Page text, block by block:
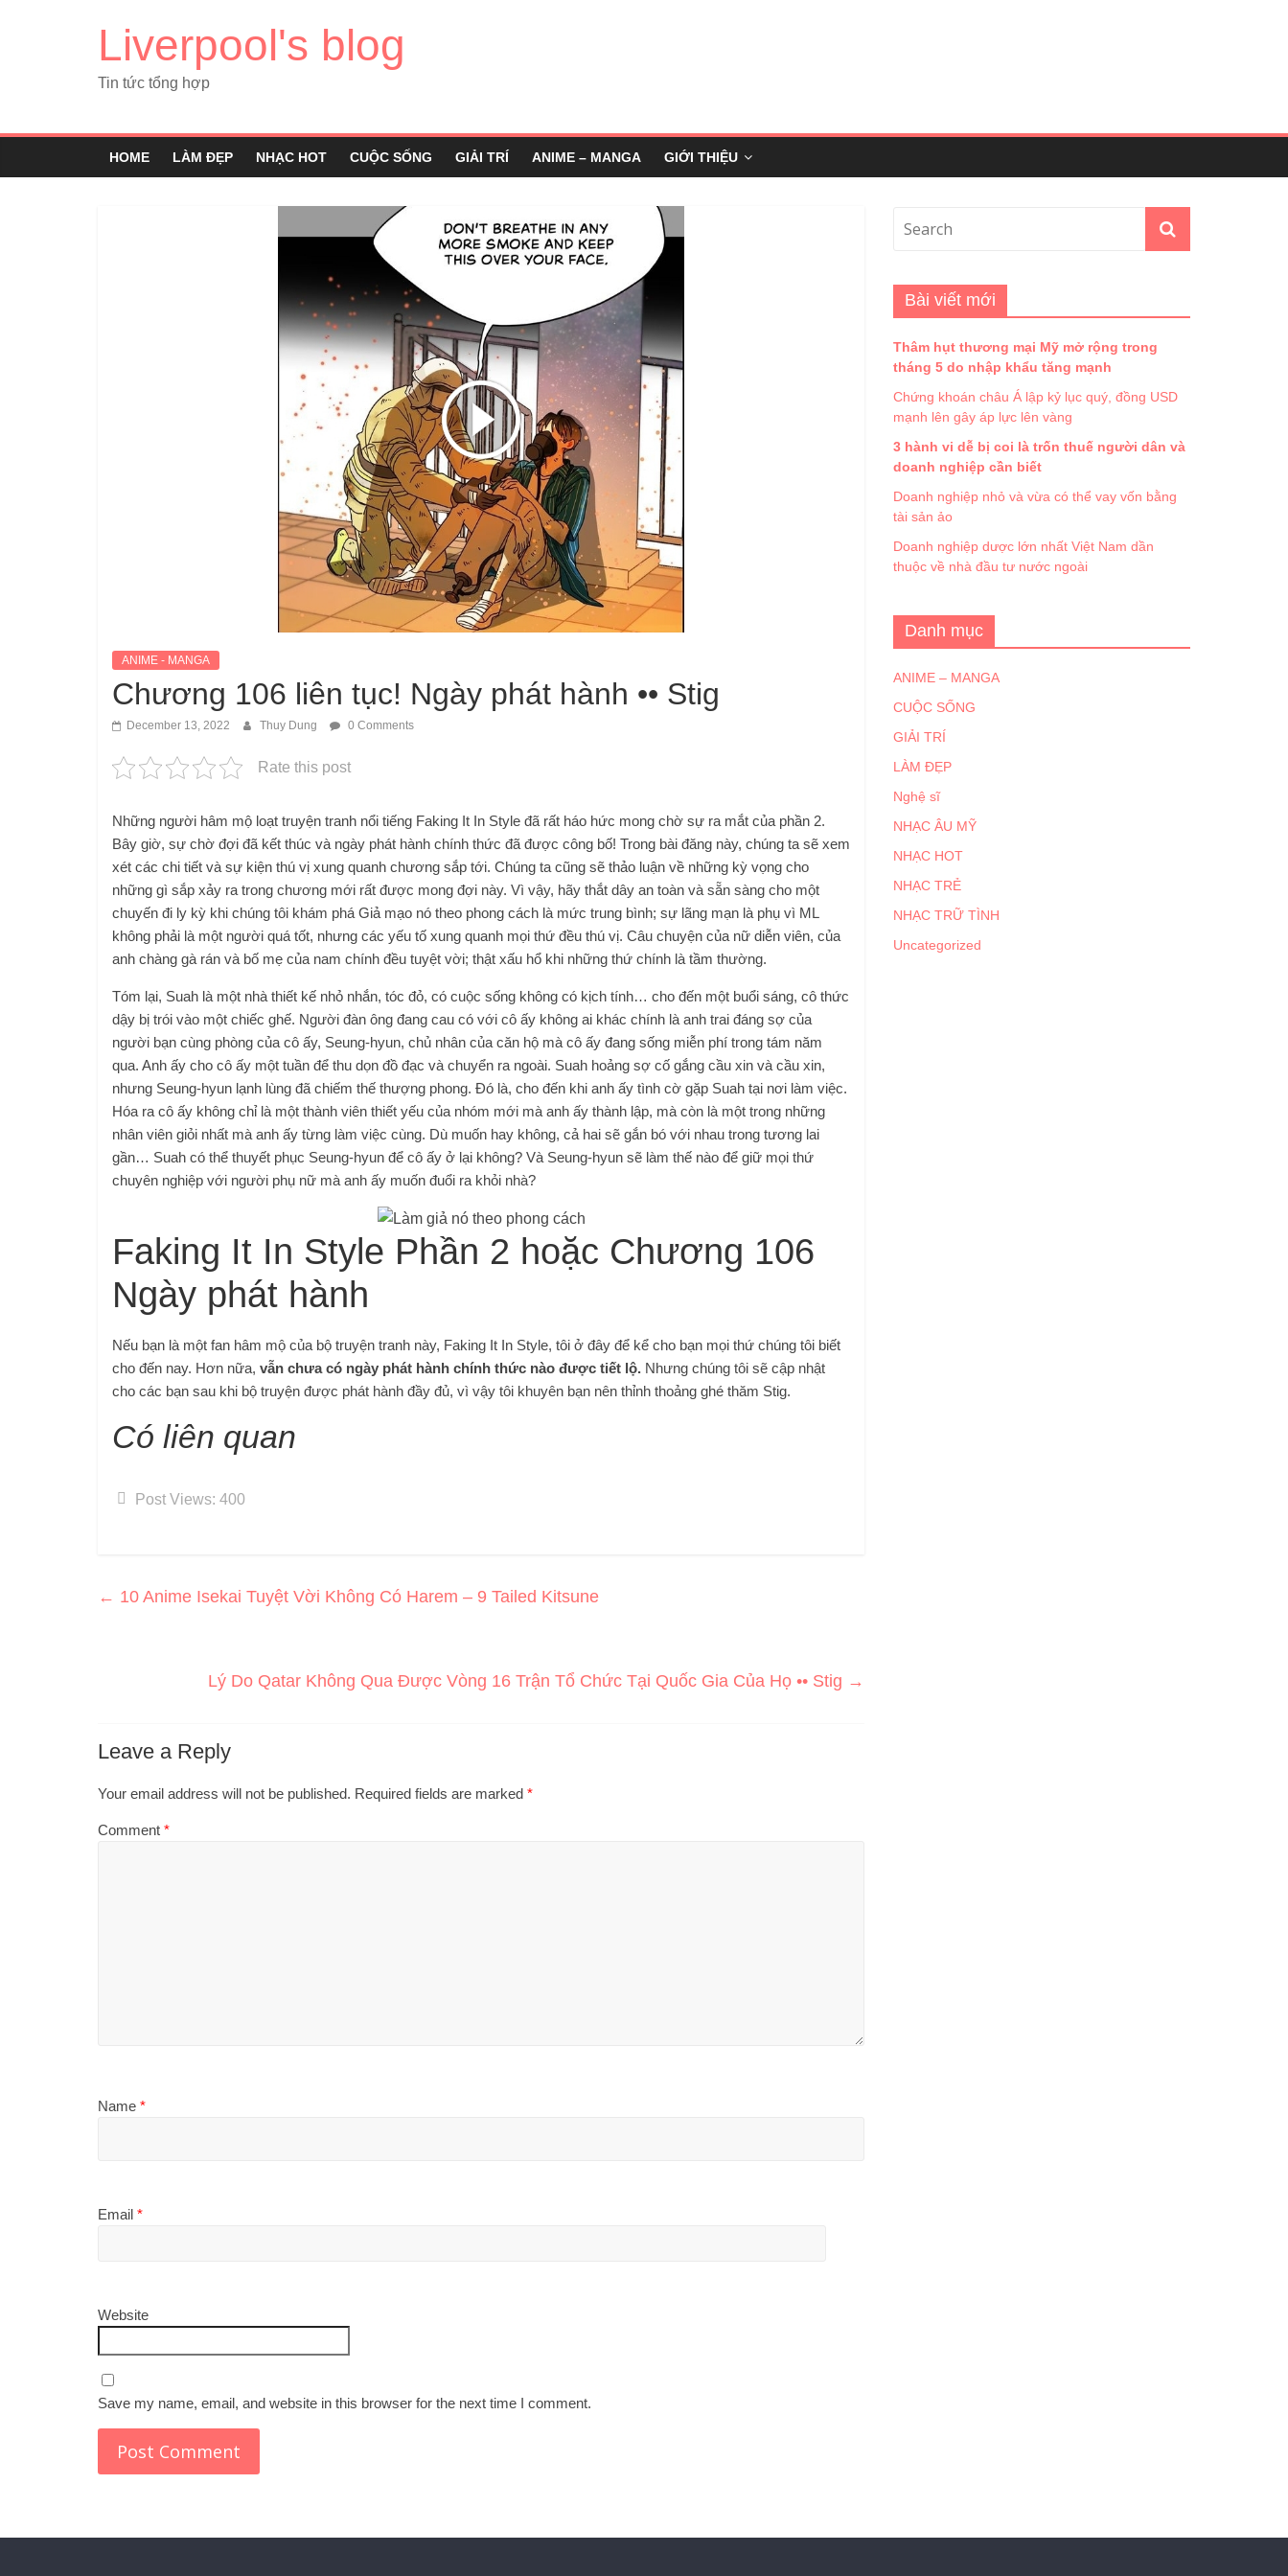
Liverpool's blog
Tin tức tổng hợp
HOME LÀM ĐẸP NHẠC HOT CUỘC SỐNG GIẢI TRÍ ANIME – MANGA GIỚI THIỆU
ANIME - MANGA
Chương 106 liên tục! Ngày phát hành •• Stig
December 13, 2022 Thuy Dung 0 Comments
Rate this post
Những người hâm mộ loạt truyện tranh nổi tiếng Faking It In Style đã rất háo hức mong chờ sự ra mắt của phần 2.
Bây giờ, sự chờ đợi đã kết thúc và ngày phát hành chính thức đã được công bố! Trong bài đăng này, chúng ta sẽ xem
xét các chi tiết và sự kiện thú vị xung quanh chương sắp tới. Chúng ta cũng sẽ thảo luận về những kỳ vọng cho
những gì sắp xảy ra trong chương mới rất được mong đợi này. Vì vậy, hãy thắt dây an toàn và sẵn sàng cho một
chuyến đi ly kỳ khi chúng tôi khám phá Giả mạo nó theo phong cách là mức trung bình; sự lãng mạn là phụ vì ML
không phải là một người quá tốt, nhưng các yếu tố xung quanh mọi thứ đều thú vị. Câu chuyện của nữ diễn viên, của
anh chàng gà rán và bố mẹ của nam chính đều tuyệt vời; thật xấu hổ khi những thứ chính là tầm thường.
Tóm lại, Suah là một nhà thiết kế nhỏ nhắn, tóc đỏ, có cuộc sống không có kịch tính… cho đến một buổi sáng, cô thức
dậy bị trói vào một chiếc ghế. Người đàn ông đang cau có với cô ấy không ai khác chính là anh trai đáng sợ của
người bạn cùng phòng của cô ấy, Seung-hyun, chủ nhân của căn hộ mà cô ấy đang sống miễn phí trong tám năm
qua. Anh ấy cho cô ấy một tuần để thu dọn đồ đạc và chuyển ra ngoài. Suah hoảng sợ cố gắng cầu xin và cầu xin,
nhưng Seung-hyun lạnh lùng đã chiếm thế thượng phong. Đó là, cho đến khi anh ấy tình cờ gặp Suah tại nơi làm việc.
Hóa ra cô ấy không chỉ là một thành viên thiết yếu của nhóm mới mà anh ấy thành lập, mà còn là một trong những
nhân viên giỏi nhất mà anh ấy từng làm việc cùng. Dù muốn hay không, cả hai sẽ gắn bó với nhau trong tương lai
gần… Suah có thể thuyết phục Seung-hyun để cô ấy ở lại không? Và Seung-hyun sẽ làm thế nào để giữ mọi thứ
chuyên nghiệp với người phụ nữ mà anh ấy muốn đuổi ra khỏi nhà?
Faking It In Style Phần 2 hoặc Chương 106
Ngày phát hành
Nếu bạn là một fan hâm mộ của bộ truyện tranh này, Faking It In Style, tôi ở đây để kể cho bạn mọi thứ chúng tôi biết
cho đến nay. Hơn nữa, vẫn chưa có ngày phát hành chính thức nào được tiết lộ. Nhưng chúng tôi sẽ cập nhật
cho các bạn sau khi bộ truyện được phát hành đầy đủ, vì vậy tôi khuyên bạn nên thỉnh thoảng ghé thăm Stig.
Có liên quan
Post Views: 400
← 10 Anime Isekai Tuyệt Vời Không Có Harem – 9 Tailed Kitsune
Lý Do Qatar Không Qua Được Vòng 16 Trận Tổ Chức Tại Quốc Gia Của Họ •• Stig →
Leave a Reply
Your email address will not be published. Required fields are marked *
Comment *
Name *
Email *
Website
Save my name, email, and website in this browser for the next time I comment.
Bài viết mới
Thâm hụt thương mại Mỹ mở rộng trong
tháng 5 do nhập khẩu tăng mạnh
Chứng khoán châu Á lập kỷ lục quý, đồng USD
mạnh lên gây áp lực lên vàng
3 hành vi dễ bị coi là trốn thuế người dân và
doanh nghiệp cần biết
Doanh nghiệp nhỏ và vừa có thể vay vốn bằng
tài sản ảo
Doanh nghiệp dược lớn nhất Việt Nam dần
thuộc về nhà đầu tư nước ngoài
Danh mục
ANIME – MANGA
CUỘC SỐNG
GIẢI TRÍ
LÀM ĐẸP
Nghệ sĩ
NHẠC ÂU MỸ
NHẠC HOT
NHẠC TRẺ
NHẠC TRỮ TÌNH
Uncategorized